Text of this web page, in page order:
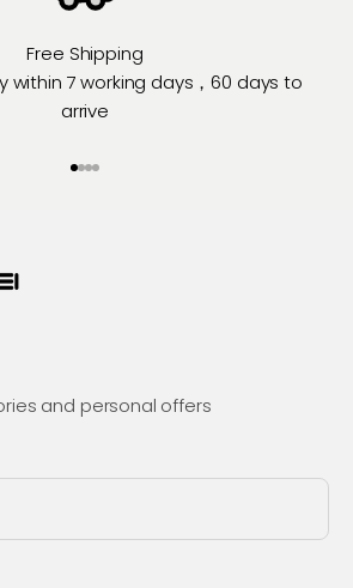
Free Shipping
within 7 working days，60 days to
arrive
and personal offers